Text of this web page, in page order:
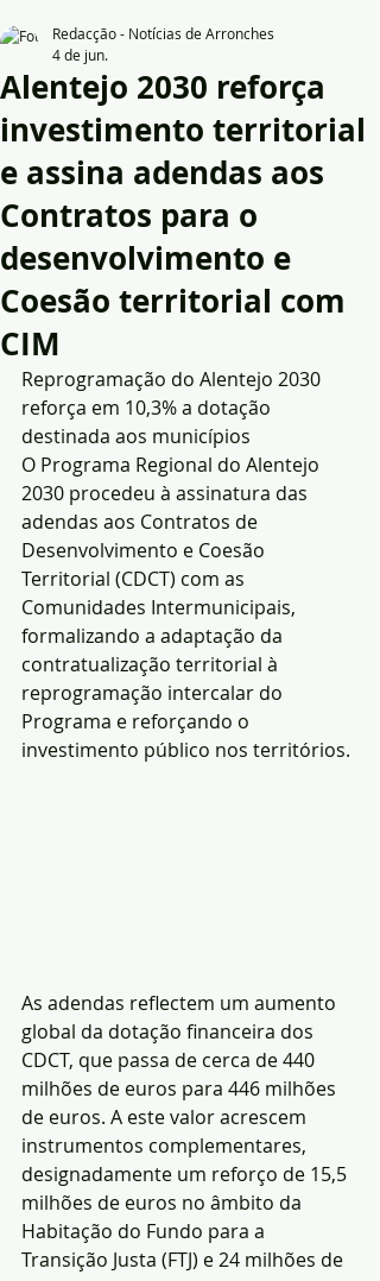
Alentejo 2030 reforça
investimento territorial
e assina adendas aos
Contratos para o
desenvolvimento e
Coesão territorial com
CIM
Redacção - Notícias de Arronches
4 de jun.
Reprogramação do Alentejo 2030
reforça em 10,3% a dotação
destinada aos municípios
O Programa Regional do Alentejo
2030 procedeu à assinatura das
adendas aos Contratos de
Desenvolvimento e Coesão
Territorial (CDCT) com as
Comunidades Intermunicipais,
formalizando a adaptação da
contratualização territorial à
reprogramação intercalar do
Programa e reforçando o
investimento público nos territórios.
As adendas reflectem um aumento
global da dotação financeira dos
CDCT, que passa de cerca de 440
milhões de euros para 446 milhões
de euros. A este valor acrescem
instrumentos complementares,
designadamente um reforço de 15,5
milhões de euros no âmbito da
Habitação do Fundo para a
Transição Justa (FTJ) e 24 milhões de